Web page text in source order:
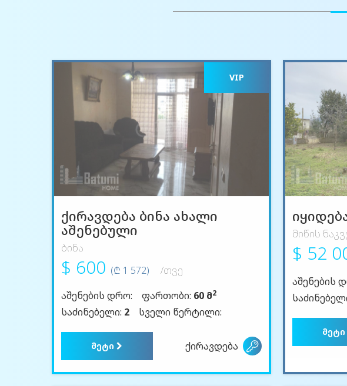
VIP
ქირავდება ბინა ახალი
აშენებული
ბინა
$ 600 (₾ 1 572)
/თვე
აშენების დრო:
ფართობი: 60 მ2
საძინებელი: 2 სველი წერტილი:
მეტი ქირავდება
მიწის
$ 52
აშენების